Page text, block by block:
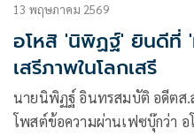
13 พฤษภาคม 2569
อโหสิ 'นิพิฏฐ์' ยินดีที่ 'ทักษิณ' ออกมารับอิสระ
เสรีภาพในโลกเสรี
นายนิพิฏฐ์ อินทรสมบัติ อดีตส
โพสต์ข้อความผ่านเฟซบุ๊กว่า อโหสิ พลันที่คุณทักษิณ